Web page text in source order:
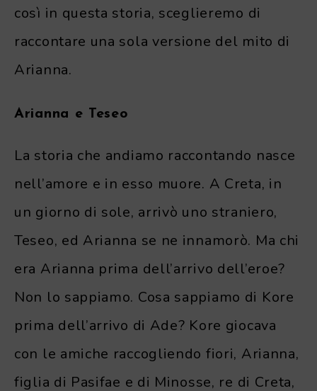
così in questa storia, sceglieremo di
raccontare una sola versione del mito di
Arianna.
Arianna e Teseo
La storia che andiamo raccontando nasce
nell’amore e in esso muore. A Creta, in
un giorno di sole, arrivò uno straniero,
Teseo, ed Arianna se ne innamorò. Ma chi
era Arianna prima dell’arrivo dell’eroe?
Non lo sappiamo. Cosa sappiamo di Kore
prima dell’arrivo di Ade? Kore giocava
con le amiche raccogliendo fiori, Arianna,
figlia di Pasifae e di Minosse, re di Creta,